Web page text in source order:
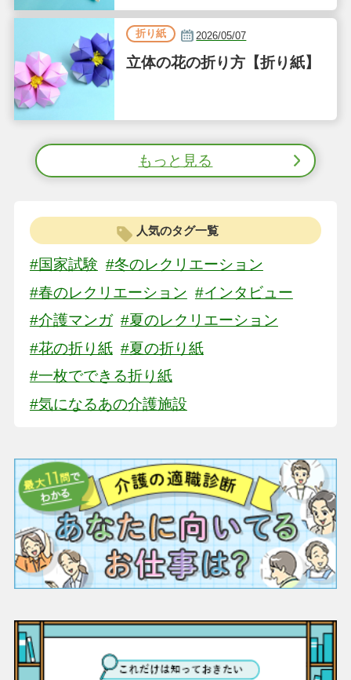
折り紙 2026/05/07
立体の花の折り方【折り紙】
もっと見る
人気のタグ一覧
#国家試験 #冬のレクリエーション
#春のレクリエーション #インタビュー
#介護マンガ #夏のレクリエーション
#花の折り紙 #夏の折り紙
#一枚でできる折り紙
#気になるあの介護施設